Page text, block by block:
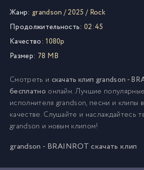
Жанр: grandson /2025 / Rock
Продолжительность: 02:45
Качество: 1080p
Размер: 78 MB
Смотреть и скачать клип grandson -
бесплатно онлайн. Лучшие
исполнителя grandson, песни и клипы
качестве. Слушайте и наслаждайтесь
grandson и новым клипом!
grandson - BRAINROT скачать клип